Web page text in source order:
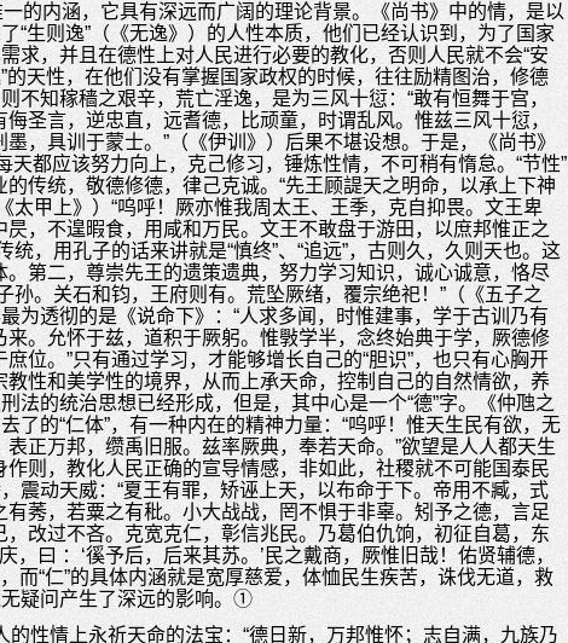
的内涵，它具有深远而广阔的理论背景。《尚书》中的情，是以
“生则逸”（《无逸》）的人性本质，他们已经认识到，为了国家
求，并且在德性上对人民进行必要的教化，否则人民就不会“安
天性，在他们没有掌握国家政权的时候，往往励精图治，修德
不知稼穑之艰辛，荒亡淫逸，是为三风十愆：“敢有恒舞于宫，
圣言，逆忠直，远耆德，比顽童，时谓乱风。惟兹三风十愆，
，具训于蒙士。”（《伊训》）后果不堪设想。于是，《尚书》
天都应该努力向上，克己修习，锤炼性情，不可稍有惰怠。“节性”
传统，敬德修德，律己克诚。“先王顾諟天之明命，以承上下神
甲上》）“呜呼！厥亦惟我周太王、王季，克自抑畏。文王卑
，不遑暇食，用咸和万民。文王不敢盘于游田，以庶邦惟正之
，用孔子的话来讲就是“慎终”、“追远”，古则久，久则天也。这
第二，尊崇先王的遗策遗典，努力学习知识，诚心诚意，恪尽
。关石和钧，王府则有。荒坠厥绪，覆宗绝祀！”（《五子之
为透彻的是《说命下》：“人求多闻，时惟建事，学于古训乃有
。允怀于兹，道积于厥躬。惟斅学半，念终始典于学，厥德修
位。”只有通过学习，才能够增长自己的“胆识”，也只有心胸开
性和美学性的境界，从而上承天命，控制自己的自然情欲，养
法的统治思想已经形成，但是，其中心是一个“德”字。《仲虺之
了的“仁体”，有一种内在的精神力量：“呜呼！惟天生民有欲，无
正万邦，缵禹旧服。兹率厥典，奉若天命。”欲望是人人都天生
则，教化人民正确的宣导情感，非如此，社稷就不可能国泰民
震动天威：“夏王有罪，矫诬上天，以布命于下。帝用不臧，式
莠，若粟之有秕。小大战战，罔不惧于非辜。矧予之德，言足
改过不吝。克宽克仁，彰信兆民。乃葛伯仇饷，初征自葛，东
曰 ：‘徯予后，后来其苏。’民之戴商，厥惟旧哉！佑贤辅德，
而“仁”的具体内涵就是宽厚慈爱，体恤民生疾苦，诛伐无道，救
无疑问产生了深远的影响。①
性情上永祈天命的法宝：“德日新，万邦惟怀；志自满，九族乃